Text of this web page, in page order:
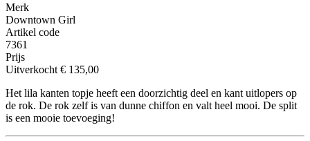
Merk
Downtown Girl
Artikel code
7361
Prijs
Uitverkocht € 135,00
Het lila kanten topje heeft een doorzichtig deel en kant uitlopers op
de rok. De rok zelf is van dunne chiffon en valt heel mooi. De split
is een mooie toevoeging!